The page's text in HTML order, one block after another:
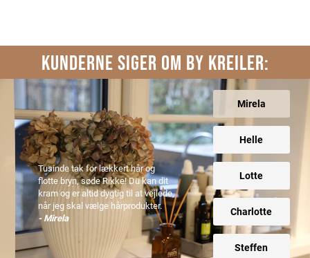
KUNDERNE SIGER OM BY KREILER:
Mirela
Helle
Lotte
Charlotte
Steffen
Tusinde tak for lækkert hår og
flotte bryn, søde Rikke! Du kan dit
kram og er altid dygtig til at vejlede,
når jeg skal vælge hårprodukter.
- Mirela